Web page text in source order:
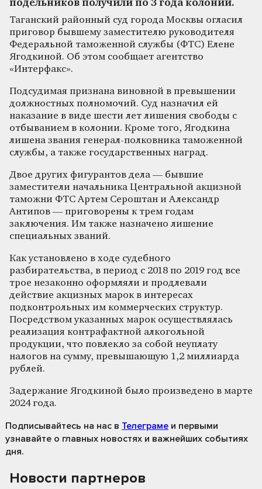
подельников получили по 3 года колонии.
Таганский районный суд города Москвы огласил
приговор бывшему заместителю руководителя
Федеральной таможенной службы (ФТС) Елене
Ягодкиной. Об этом сообщает агентство
«Интерфакс».
Подсудимая признана виновной в превышении
должностных полномочий. Суд назначил ей
наказание в виде шести лет лишения свободы с
отбыванием в колонии. Кроме того, Ягодкина
лишена звания генерал-полковника таможенной
службы, а также государственных наград.
Двое других фигурантов дела — бывшие
заместители начальника Центральной акцизной
таможни ФТС Артем Сероштан и Александр
Антипов — приговорены к трем годам
заключения. Им также назначено лишение
специальных званий.
Как установлено в ходе судебного
разбирательства, в период с 2018 по 2019 год все
трое незаконно оформляли и продлевали
действие акцизных марок в интересах
подконтрольных им коммерческих структур.
Посредством указанных марок осуществлялась
реализация контрафактной алкогольной
продукции, что повлекло за собой неуплату
налогов на сумму, превышающую 1,2 миллиарда
рублей.
Задержание Ягодкиной было произведено в марте
2024 года.
Подписывайтесь на нас в Телеграме и первыми
узнавайте о главных новостях и важнейших событиях
дня.
Новости партнеров